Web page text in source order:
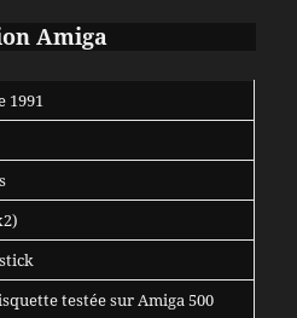
Amiga
1991
testée sur Amiga 500